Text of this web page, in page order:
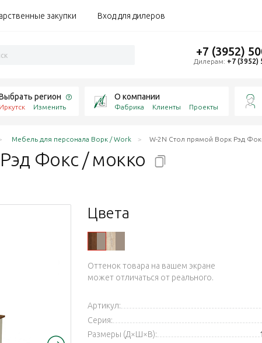
закупки Вход для дилеров
+7 (3952)
Дилерам: +7 (3952)
регион
Иркутск Изменить
О компании
Фабрика Клиенты Проекты
Мебель для персонала Ворк / Work W-2N Стол прямой Ворк Рэд
Фокс /мокко
Цвета
Оттенок товара на вашем экране
может отличаться от реального.
Артикул:
Серия:
Размеры (Д×Ш×В):